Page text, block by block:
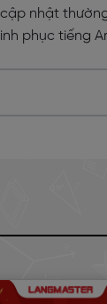
nhật
phục tiếng